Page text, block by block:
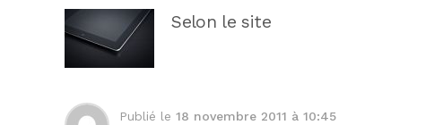
Selon le site
Publié le 18 novembre 2011 à 10:45